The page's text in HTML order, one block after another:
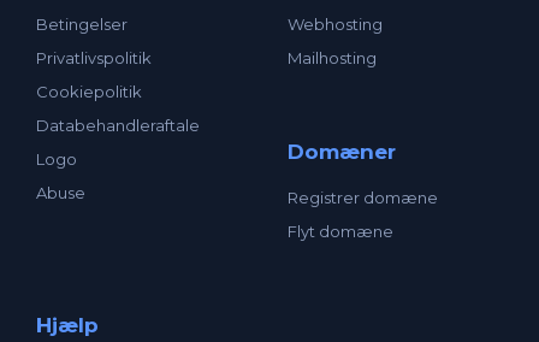
Betingelser
Privatlivspolitik
Cookiepolitik
Databehandleraftale
Logo
Abuse
Webhosting
Mailhosting
Domæner
Registrer domæne
Flyt domæne
Hjælp